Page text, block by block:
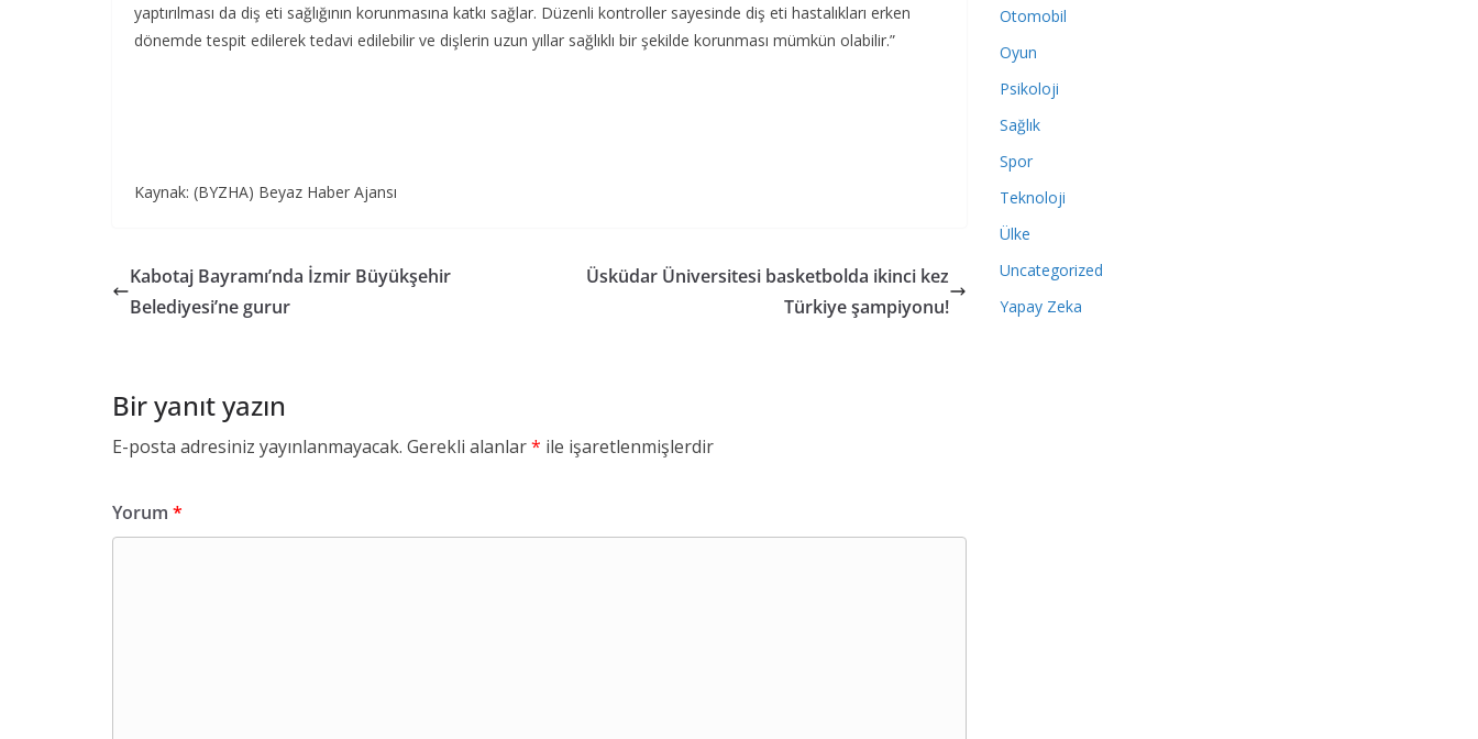
yaptırılması da diş eti sağlığının korunmasına katkı sağlar. Düzenli kontroller sayesinde diş eti hastalıkları erken
dönemde tespit edilerek tedavi edilebilir ve dişlerin uzun yıllar sağlıklı bir şekilde korunması mümkün olabilir.”
Kaynak: (BYZHA) Beyaz Haber Ajansı
Kabotaj Bayramı’nda İzmir Büyükşehir
Belediyesi’ne gurur
Üsküdar Üniversitesi basketbolda ikinci kez
Türkiye şampiyonu!
Bir yanıt yazın
E-posta adresiniz yayınlanmayacak. Gerekli alanlar* ile işaretlenmişlerdir
Yorum *
Otomobil
Oyun
Psikoloji
Sağlık
Spor
Teknoloji
Ülke
Uncategorized
Yapay Zeka